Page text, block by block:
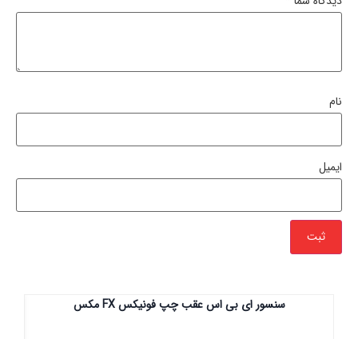
نام
ایمیل
سنسور ای بی اس عقب چپ فونیکس FX مکس